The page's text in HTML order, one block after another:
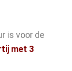
is voor de
met 3